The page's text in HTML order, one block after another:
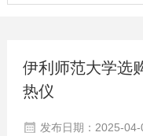
伊利师范大学选
热仪
发布日期：2025-04-